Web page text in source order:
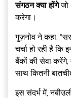
संगठन क्या होंगेजो
करेगा।
गुज़नोव ने कहा,
चर्चा हो रही है कि
बैंकों की सेवा करेंगे,
साथ कितनी
इस संदर्भ में,